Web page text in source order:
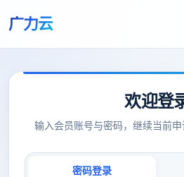
广力云
欢迎登
输入会员账号与密码，继续当前申
密码登录